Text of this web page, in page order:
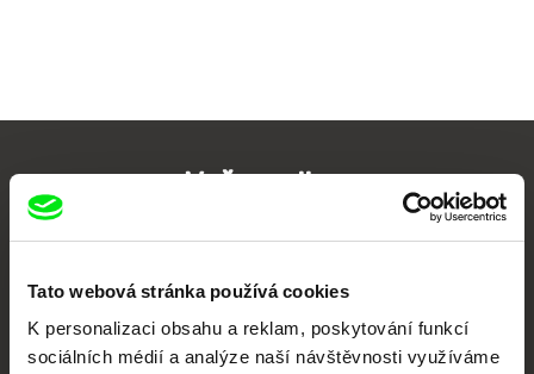
Tato webová stránka používá cookies
K personalizaci obsahu a reklam, poskytování funkcí
sociálních médií a analýze naší návštěvnosti využíváme
Nové festivalové filmy
každý týden